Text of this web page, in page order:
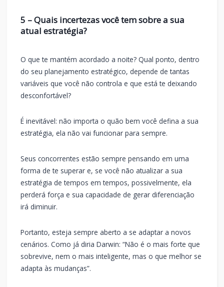
5 – Quais incertezas você tem sobre a sua
atual estratégia?
O que te mantém acordado a noite? Qual ponto, dentro
do seu planejamento estratégico, depende de tantas
variáveis que você não controla e que está te deixando
desconfortável?
É inevitável: não importa o quão bem você defina a sua
estratégia, ela não vai funcionar para sempre.
Seus concorrentes estão sempre pensando em uma
forma de te superar e, se você não atualizar a sua
estratégia de tempos em tempos, possivelmente, ela
perderá força e sua capacidade de gerar diferenciação
irá diminuir.
Portanto, esteja sempre aberto a se adaptar a novos
cenários. Como já diria Darwin: “Não é o mais forte que
sobrevive, nem o mais inteligente, mas o que melhor se
adapta às mudanças”.